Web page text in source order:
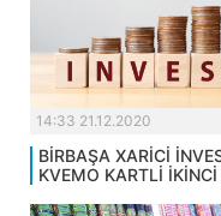
14:33 21.12.2020
BİRBAŞA XARİCİ
KVEMO KARTLİ